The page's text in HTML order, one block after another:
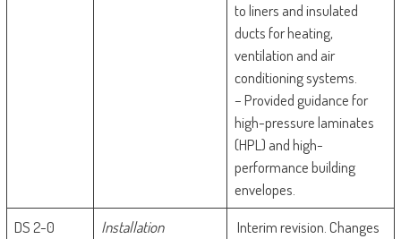
to liners and insulated
ducts for heating,
ventilation and air
conditioning systems.
– Provided guidance for
high-pressure laminates
(HPL) and high-
performance building
envelopes.
DS 2-0
Installation
Interim revision. Changes